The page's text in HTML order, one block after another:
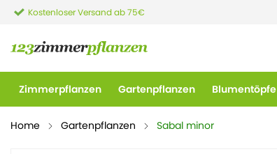
Kostenloser Versand ab 75€
Zimmerpflanzen Gartenpflanzen Blumentöpfe
Home Gartenpflanzen Sabal minor